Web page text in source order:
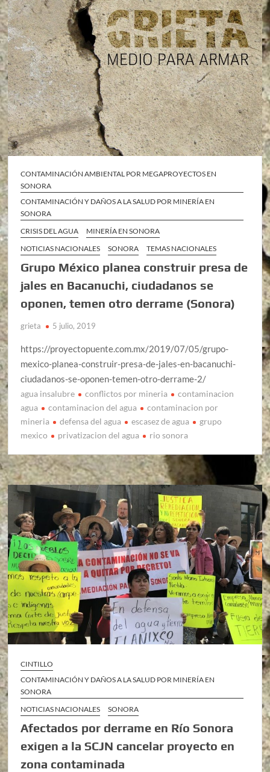
CONTAMINACIÓN AMBIENTAL POR MEGAPROYECTOS EN
SONORA
CONTAMINACIÓN Y DAÑOS A LA SALUD POR MINERÍA EN
SONORA
CRISIS DEL AGUA
MINERÍA EN SONORA
NOTICIAS NACIONALES
SONORA TEMAS NACIONALES
Grupo México planea construir presa de
jales en Bacanuchi, ciudadanos se
oponen, temen otro derrame (Sonora)
grieta 5 julio, 2019
https://proyectopuente.com.mx/2019/07/05/grupo-
mexico-planea-construir-presa-de-jales-en-bacanuchi-
ciudadanos-se-oponen-temen-otro-derrame-2/
agua insalubre conflictos por mineria
contaminacion
agua
contaminacion del agua
contaminacion por
mineria
defensa del agua escasez de agua
grupo
mexico
privatizacion del agua rio sonora
CINTILLO
CONTAMINACIÓN Y DAÑOS A LA SALUD POR MINERÍA EN
SONORA
NOTICIAS NACIONALES
SONORA
Afectados por derrame en Río Sonora
exigen a la SCJN cancelar proyecto en
zona contaminada